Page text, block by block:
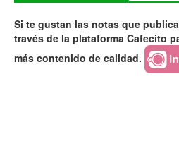
Si te gustan las notas que
través de la plataforma Cafecito
más contenido de calidad.